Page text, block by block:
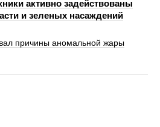
активно задействованы
и зеленых насаждений
причины аномальной жары